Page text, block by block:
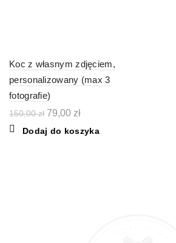
Koc z własnym zdjęciem,
personalizowany (max 3
fotografie)
150,00zł Pierwotna
wynosiła:
79,00 złAktualna
wynosi:
Dodaj do koszyka